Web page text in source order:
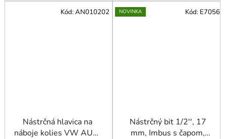
Nástrčná hlavica na
náboje kolies VW AUDI
Kód:AN010202 NOVINKA
Nástrčný bit 1/2'', 17
mm, Imbus s čapom,
Kód: E7056